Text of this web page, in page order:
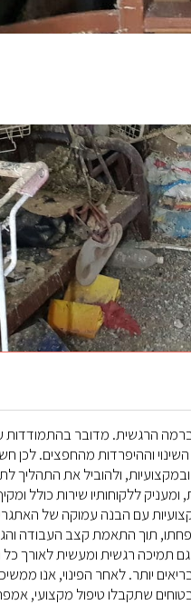
הרגשית. מדובר בהתמודדות
וההיפרדות מהחפצים. לכן
ולהוביל את התהליך
ללקוחותיו שירות כולל
עם הבנה עמוקה של
תוך התאמת קצב העבודה
גם תמיכה רגשית ומעשית לאורך
יותר. לאחר הפינוי, אנו
שתקבלו טיפול מקצועי,